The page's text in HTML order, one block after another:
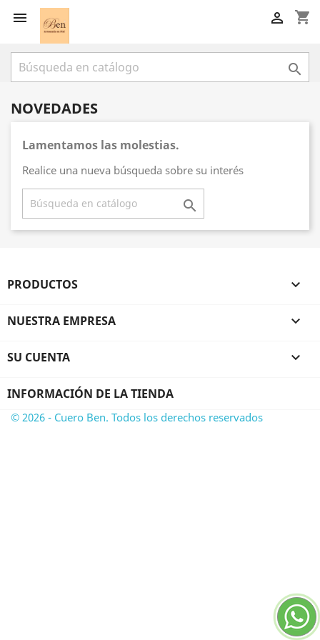
 shopping_cart


NOVEDADES
Lamentamos las molestias.
Realice una nueva búsqueda sobre su interés

PRODUCTOS 
NUESTRA EMPRESA 
SU CUENTA 
INFORMACIÓN DE LA TIENDA
© 2026 - Cuero Ben. Todos los derechos reservados